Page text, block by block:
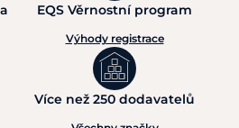
EQS Věrnostní program
Výhody registrace
Více než 250 dodavatelů